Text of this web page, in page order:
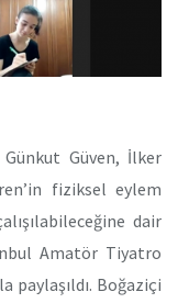
Güven, İlker
fiziksel eylem
dair
Amatör Tiyatro
paylaşıldı. Boğaziçi